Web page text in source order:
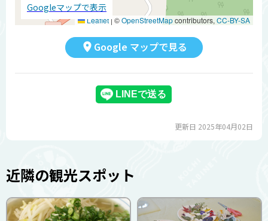
Leaflet | ©OpenStreetMapcontributors, CC-BY-SA
Googleマップで表示
Google マップで見る
更新日 2025年04月02日
近隣の観光スポット